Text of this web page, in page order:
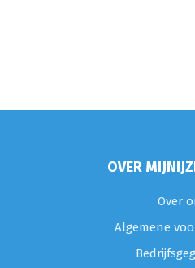
OVER
Over
Algemene